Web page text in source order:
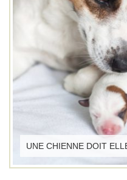
UNE CHIENNE DOIT